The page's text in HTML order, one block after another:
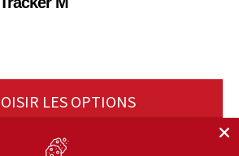
LES OPTIONS